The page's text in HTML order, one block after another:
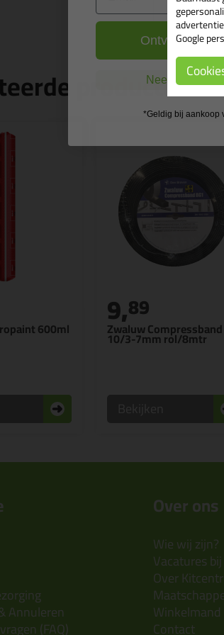
producten
600ml Zwaluw Compressband
10/3-7mm rol/8mtr
9,89
Annuleren
(FAQ)
Over ons
Wie wij zijn?
Vacatures
Over
Winkelmand
Contact
Google
Ontvang de
Nee, ik wil
*Geldig bij aankoop